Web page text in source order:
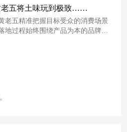
有些品牌凭借争议性的
编盘点了2022年备受争议的十个
二。
老五将土味玩到极致……
老五精准把握目标受众的消费场景
地过程始终围绕产品为本的品牌脉